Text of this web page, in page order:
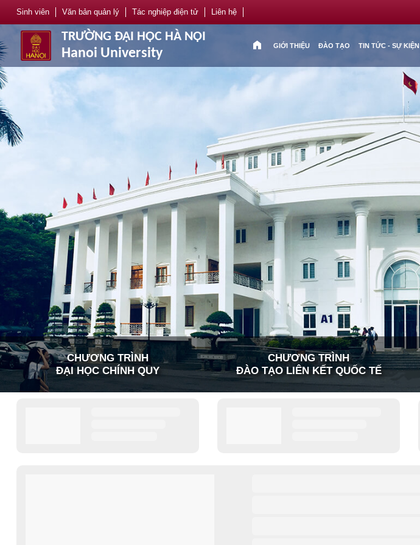
Sinh viên Văn bản quản lý Tác nghiệp điện tử Liên hệ
TRƯỜNG ĐẠI HỌC HÀ NỘI
Hanoi University
home GIỚI THIỆU ĐÀO TẠO TIN TỨC - SỰ KIỆN
CHƯƠNG TRÌNH
ĐẠI HỌC CHÍNH QUY
CHƯƠNG TRÌNH
ĐÀO TẠO LIÊN KẾT QUỐC TẾ